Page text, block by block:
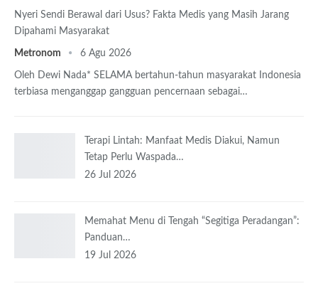
Nyeri Sendi Berawal dari Usus? Fakta Medis yang Masih Jarang
Dipahami Masyarakat
Metronom 6 Agu 2026
Oleh Dewi Nada* SELAMA bertahun-tahun masyarakat Indonesia
terbiasa menganggap gangguan pencernaan sebagai…
Terapi Lintah: Manfaat Medis Diakui, Namun
Tetap Perlu Waspada…
26 Jul 2026
Memahat Menu di Tengah “Segitiga Peradangan”:
Panduan…
19 Jul 2026